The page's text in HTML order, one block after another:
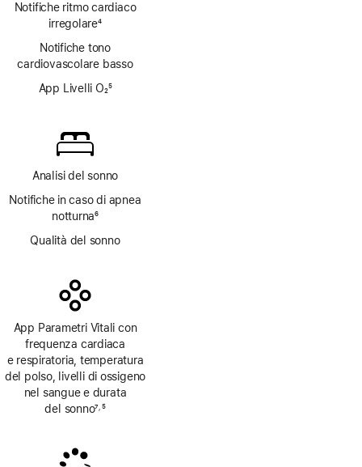
Notifiche ritmo cardiaco
irregolare4
Notifiche tono
cardiovascolare basso
App Livelli O₂5
Analisi del sonno
Notifiche in caso di apnea
notturna6
Qualità del sonno
App Parametri Vitali con
frequenza cardiaca
e respiratoria, temperatura
del polso, livelli di ossigeno
nel sangue e durata
del sonno7, 5